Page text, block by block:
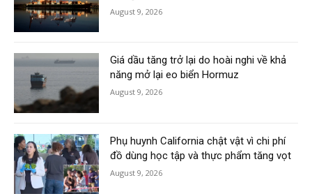
August 9, 2026
Giá dầu tăng trở lại do hoài nghi về khả
năng mở lại eo biển Hormuz
August 9, 2026
Phụ huynh California chật vật vì chi phí
đồ dùng học tập và thực phẩm tăng vọt
August 9, 2026